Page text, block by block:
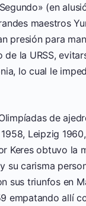
(en
maestros
presión para
la URSS,
lo cual le
de
Leipzig
Keres obtuvo la
su carisma
sus triunfos en
empatando allí